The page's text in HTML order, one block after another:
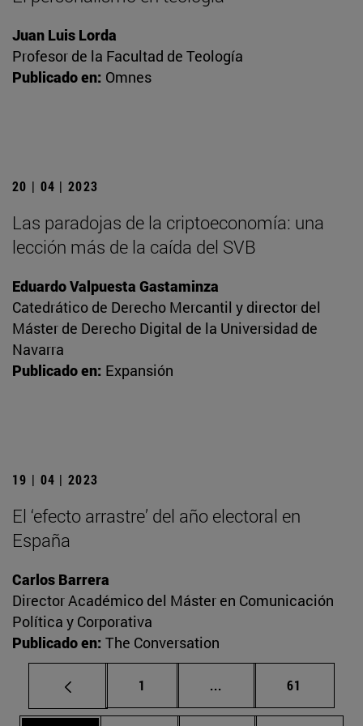
Juan Luis Lorda
Profesor de la Facultad de Teología
Publicado en: Omnes
20 | 04 | 2023
Las paradojas de la criptoeconomía: una
lección más de la caída del SVB
Eduardo Valpuesta Gastaminza
Catedrático de Derecho Mercantil y director del
Máster de Derecho Digital de la Universidad de
Navarra
Publicado en: Expansión
19 | 04 | 2023
El ‘efecto arrastre’ del año electoral en
España
Carlos Barrera
Director Académico del Máster en Comunicación
Política y Corporativa
Publicado en: The Conversation
Página
1 ... Páginas intermedias
Página
61